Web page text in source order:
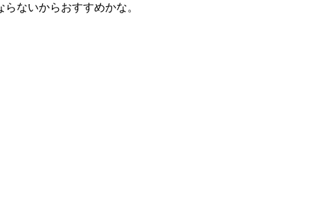
ないからおすすめかな。